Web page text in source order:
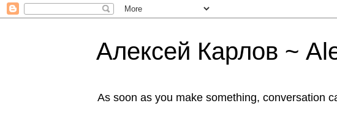
Алексей Карлов ~
As soon as you make something, conversation